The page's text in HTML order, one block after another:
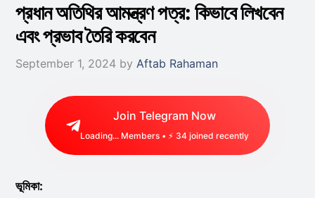
প্রধান অতিথির আমন্ত্রণ পত্র: কিভাবে লিখবেন
এবং প্রভাব তৈরি করবেন
September 1, 2024 by Aftab Rahaman
Join Telegram Now
Loading... Members • ⚡ 31joined recently
ভূমিকা: